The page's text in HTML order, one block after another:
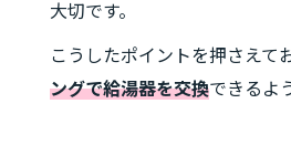
大切です。
こうしたポイントを押さえて
ングで給湯器を交換できるよ